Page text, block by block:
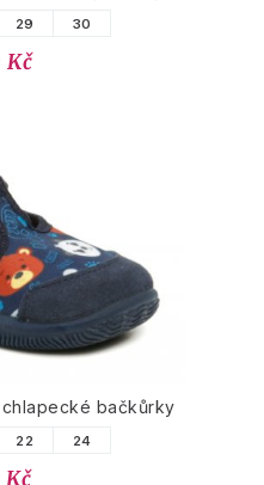
29 30
Kč
bačkůrky
22 24
Kč